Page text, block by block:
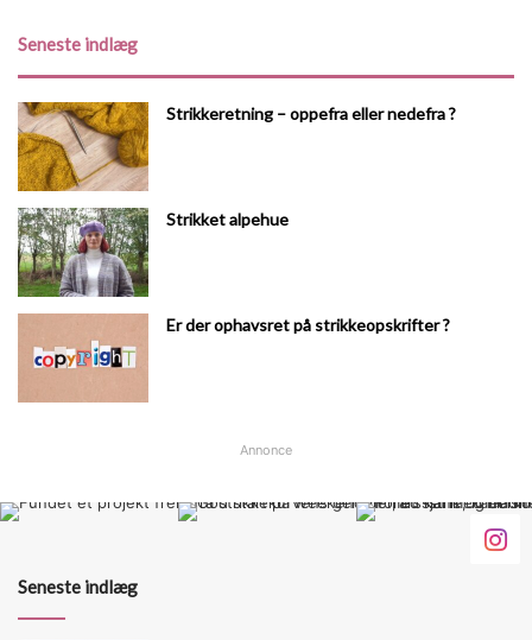
Seneste indlæg
Strikkeretning – oppefra eller nedefra ?
Strikket alpehue
Er der ophavsret på strikkeopskrifter ?
Annonce
Seneste indlæg